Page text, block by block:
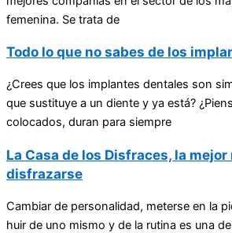
femenina. Se trata de
Todo lo que no sabes de los
¿Crees que los implantes dentales son
que sustituye a un diente y ya está?
colocados, duran para siempre
La Casa de los Disfraces, la mejor
disfrazarse
Cambiar de personalidad, meterse en la
huir de uno mismo y de la rutina es una